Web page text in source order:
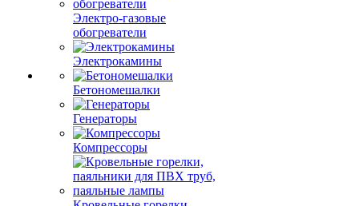
Электро-газовые
обогреватели
Электрокамины
Бетономешалки
Генераторы
Компрессоры